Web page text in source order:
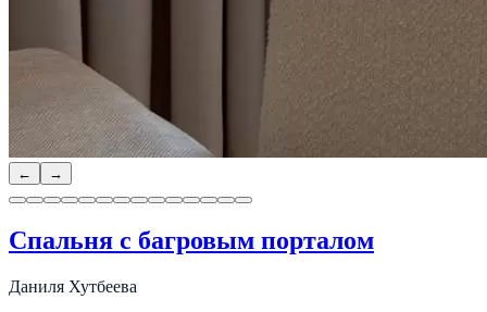
← →
Спальня с багровым порталом
Даниля Хутбеева